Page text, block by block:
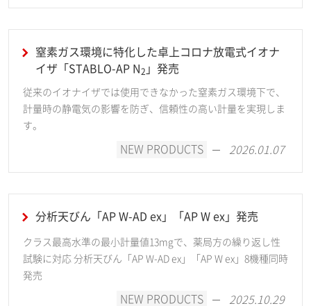
窒素ガス環境に特化した卓上コロナ放電式イオナ
イザ「STABLO-AP N 2 」発売
従来のイオナイザでは使用できなかった窒素ガス環境下で、
計量時の静電気の影響を防ぎ、信頼性の高い計量を実現しま
す。
NEW PRODUCTS 2026.01.07
分析天びん「AP W-AD ex」「AP W ex」発売
クラス最高水準の最小計量値13mgで、薬局方の繰り返し性
試験に対応 分析天びん「AP W-AD ex」「AP W ex」8機種同時
発売
NEW PRODUCTS 2025.10.29